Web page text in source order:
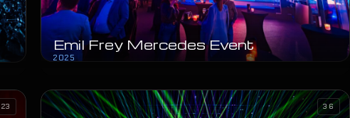
Emil Frey Mercedes Event
2025
23 36